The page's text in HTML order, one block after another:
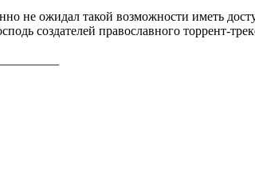
не ожидал такой возможности иметь
создателей православного торрент-